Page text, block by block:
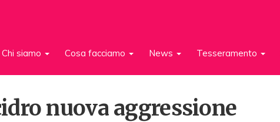
Chi siamo Cosa facciamo News Tesseramento
nuova aggressione